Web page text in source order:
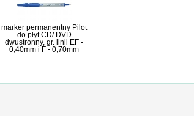
marker permanentny Pilot
do płyt CD/ DVD
dwustronny, gr. linii EF -
0,40mm i F - 0,70mm